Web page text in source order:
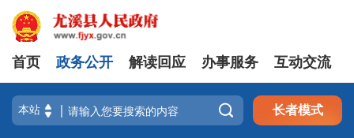
首页 政务公开 解读回应 办事服务 互动交流
 长者模式